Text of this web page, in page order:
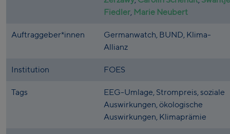
Fiedler, Marie Neubert
Auftraggeber*innen
Germanwatch, BUND, Klima-
Allianz
Institution FOES
Tags
EEG-Umlage, Strompreis, soziale
Auswirkungen, ökologische
Auswirkungen, Klimaprämie